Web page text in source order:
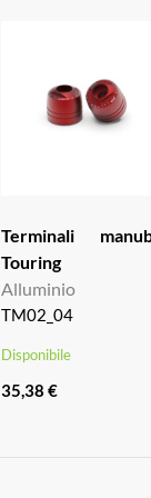
Terminali
Touring
Alluminio
TM02_04
Disponibile
35,38 €